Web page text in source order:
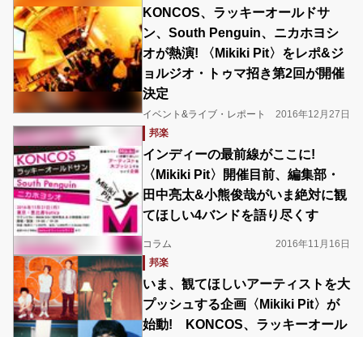
KONCOS、ラッキーオールドサ
ン、South Penguin、ニカホヨシ
オが熱演! 〈Mikiki Pit〉をレポ&ジ
ョルジオ・トゥマ招き第2回が開催
決定
イベント&ライブ・レポート
2016年12月27日
邦楽
インディーの最前線がここに!
〈Mikiki Pit〉開催目前、編集部・
田中亮太&小熊俊哉がいま絶対に観
てほしい4バンドを語り尽くす
コラム
2016年11月16日
邦楽
いま、観てほしいアーティストを大
プッシュする企画〈Mikiki Pit〉が
始動! KONCOS、ラッキーオール